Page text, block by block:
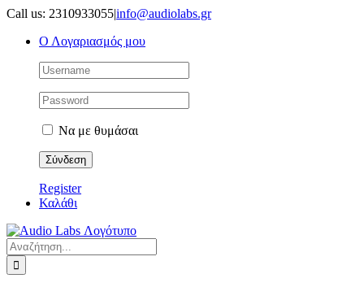
Μετάβαση
περιεχόμενο
Call us: 2310933055|info@audiolabs.gr
Ο Λογαριασμός μου
Να με θυμάσαι
Register
Καλάθι
Αναζήτηση
για: